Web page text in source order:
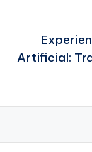
Artificial: